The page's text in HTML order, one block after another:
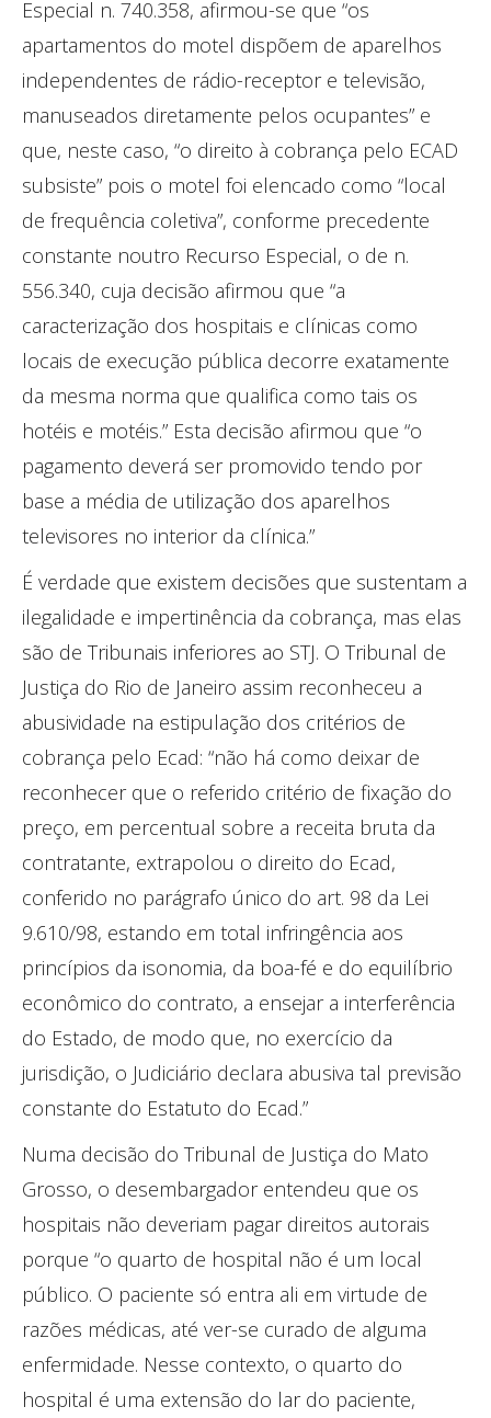
Especial n. 740.358, afirmou-se que “os
apartamentos do motel dispõem de aparelhos
independentes de rádio-receptor e televisão,
manuseados diretamente pelos ocupantes” e
que, neste caso, “o direito à cobrança pelo ECAD
subsiste” pois o motel foi elencado como “local
de frequência coletiva”, conforme precedente
constante noutro Recurso Especial, o de n.
556.340, cuja decisão afirmou que “a
caracterização dos hospitais e clínicas como
locais de execução pública decorre exatamente
da mesma norma que qualifica como tais os
hotéis e motéis.” Esta decisão afirmou que “o
pagamento deverá ser promovido tendo por
base a média de utilização dos aparelhos
televisores no interior da clínica.”
É verdade que existem decisões que sustentam a
ilegalidade e impertinência da cobrança, mas elas
são de Tribunais inferiores ao STJ. O Tribunal de
Justiça do Rio de Janeiro assim reconheceu a
abusividade na estipulação dos critérios de
cobrança pelo Ecad: “não há como deixar de
reconhecer que o referido critério de fixação do
preço, em percentual sobre a receita bruta da
contratante, extrapolou o direito do Ecad,
conferido no parágrafo único do art. 98 da Lei
9.610/98, estando em total infringência aos
princípios da isonomia, da boa-fé e do equilíbrio
econômico do contrato, a ensejar a interferência
do Estado, de modo que, no exercício da
jurisdição, o Judiciário declara abusiva tal previsão
constante do Estatuto do Ecad.”
Numa decisão do Tribunal de Justiça do Mato
Grosso, o desembargador entendeu que os
hospitais não deveriam pagar direitos autorais
porque “o quarto de hospital não é um local
público. O paciente só entra ali em virtude de
razões médicas, até ver-se curado de alguma
enfermidade. Nesse contexto, o quarto do
hospital é uma extensão do lar do paciente,